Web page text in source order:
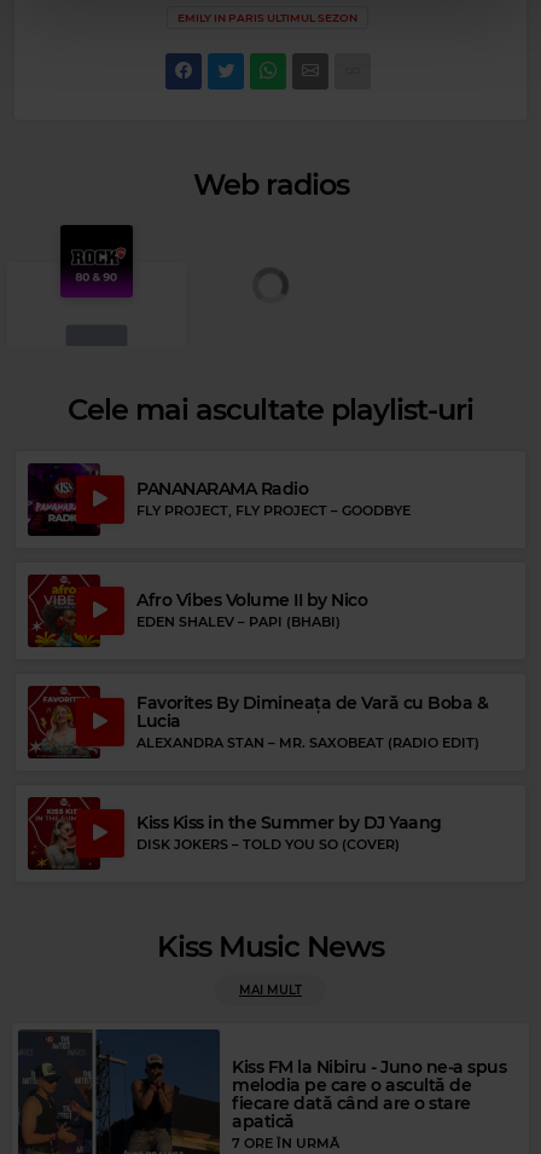
EMILY IN PARIS ULTIMUL SEZON
Web radios
Rock 80s & 90s
GUN– WORD UP
BETH HART AND JOE BONAMASSA– I'LL TAKE CARE OF YOU
Cele mai ascultate playlist-uri
PANANARAMA Radio
FLY PROJECT, FLY PROJECT – GOODBYE
Afro Vibes Volume II by Nico
EDEN SHALEV – PAPI (BHABI)
Favorites By Dimineața de Vară cu Boba &
Lucia
ALEXANDRA STAN – MR. SAXOBEAT (RADIO EDIT)
Kiss Kiss in the Summer by DJ Yaang
DISK JOKERS – TOLD YOU SO (COVER)
Kiss Music News
MAI MULT
Kiss FM la Nibiru - Juno ne-a spus
melodia pe care o ascultă de
fiecare dată când are o stare
apatică
7 ORE ÎN URMĂ